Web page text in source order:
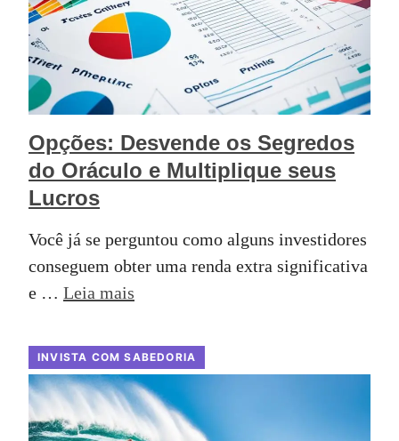
Opções: Desvende os Segredos
do Oráculo e Multiplique seus
Lucros
Você já se perguntou como alguns investidores
conseguem obter uma renda extra significativa
e … Leia mais
INVISTA COM SABEDORIA